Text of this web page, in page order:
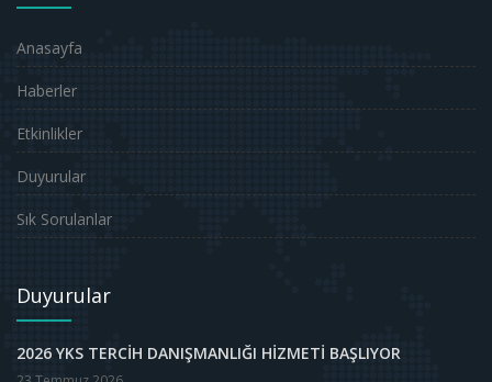
Anasayfa
Haberler
Etkinlikler
Duyurular
Sık Sorulanlar
Duyurular
2026 YKS TERCİH DANIŞMANLIĞI HİZMETİ BAŞLIYOR